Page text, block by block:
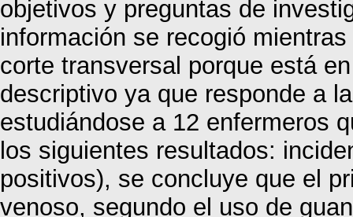
objetivos y preguntas de
información se recogió
corte transversal porque está
descriptivo ya que responde a
estudiándose a 12 enfermeros
los siguientes resultados:
positivos), se concluye que el
venoso, segundo el uso de